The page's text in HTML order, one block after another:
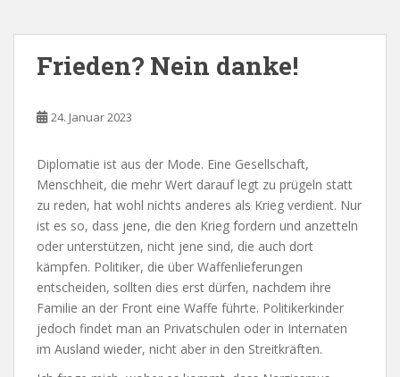
Frieden? Nein danke!
24. Januar 2023
Diplomatie ist aus der Mode. Eine Gesellschaft,
Menschheit, die mehr Wert darauf legt zu prügeln statt
zu reden, hat wohl nichts anderes als Krieg verdient. Nur
ist es so, dass jene, die den Krieg fordern und anzetteln
oder unterstützen, nicht jene sind, die auch dort
kämpfen. Politiker, die über Waffenlieferungen
entscheiden, sollten dies erst dürfen, nachdem ihre
Familie an der Front eine Waffe führte. Politikerkinder
jedoch findet man an Privatschulen oder in Internaten
im Ausland wieder, nicht aber in den Streitkräften.